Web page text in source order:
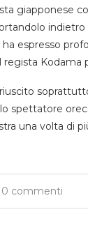
giapponese
espresso
Kodama
spettatore
una volta di
0 commenti